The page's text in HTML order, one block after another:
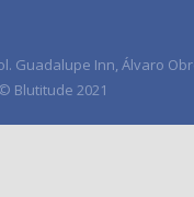
Guadalupe Inn, Álvaro
Blutitude 2021